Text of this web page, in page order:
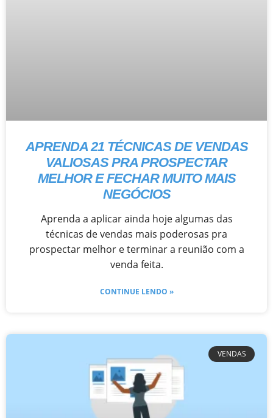
APRENDA 21 TÉCNICAS DE VENDAS
VALIOSAS PRA PROSPECTAR
MELHOR E FECHAR MUITO MAIS
NEGÓCIOS
Aprenda a aplicar ainda hoje algumas das
técnicas de vendas mais poderosas pra
prospectar melhor e terminar a reunião com a
venda feita.
CONTINUE LENDO »
VENDAS